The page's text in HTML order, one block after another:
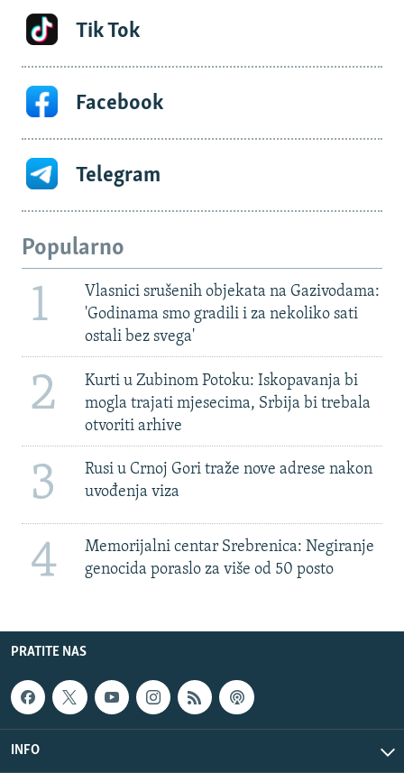
Tik Tok
Facebook
Telegram
Popularno
1
Vlasnici srušenih objekata na Gazivodama:
'Godinama smo gradili i za nekoliko sati
ostali bez svega'
2
Kurti u Zubinom Potoku: Iskopavanja bi
mogla trajati mjesecima, Srbija bi trebala
otvoriti arhive
3
Rusi u Crnoj Gori traže nove adrese nakon
uvođenja viza
4
Memorijalni centar Srebrenica: Negiranje
genocida poraslo za više od 50 posto
PRATITE NAS
INFO